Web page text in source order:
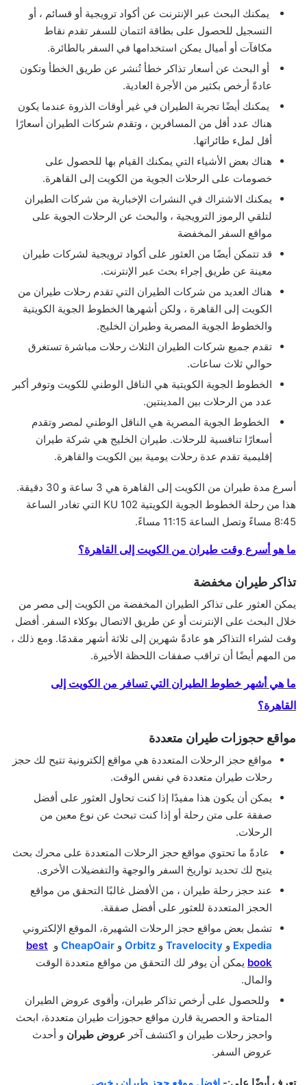
يمكنك البحث عبر الإنترنت عن أكواد ترويجية أو قسائم ، أو
التسجيل للحصول على بطاقة ائتمان للسفر تقدم نقاط
مكافآت أو أميال يمكن استخدامها في السفر بالطائرة.
أو البحث عن أسعار تذاكر خطأ تُنشر عن طريق الخطأ وتكون
عادةً أرخص بكثير من الأجرة العادية.
يمكنك أيضًا تجربة الطيران في غير أوقات الذروة عندما يكون
هناك عدد أقل من المسافرين ، وتقدم شركات الطيران أسعارًا
أقل لملء طائراتها.
هناك بعض الأشياء التي يمكنك القيام بها للحصول على
خصومات على الرحلات الجوية من الكويت إلى القاهرة.
يمكنك الاشتراك في النشرات الإخبارية من شركات الطيران
لتلقي الرموز الترويجية ، والبحث عن الرحلات الجوية على
مواقع السفر المخفضة
قد تتمكن أيضًا من العثور على أكواد ترويجية لشركات طيران
معينة عن طريق إجراء بحث عبر الإنترنت.
هناك العديد من شركات الطيران التي تقدم رحلات طيران من
الكويت إلى القاهرة ، ولكن أشهرها الخطوط الجوية الكويتية
والخطوط الجوية المصرية وطيران الخليج.
تقدم جميع شركات الطيران الثلاث رحلات مباشرة تستغرق
حوالي ثلاث ساعات.
الخطوط الجوية الكويتية هي الناقل الوطني للكويت وتوفر أكبر
عدد من الرحلات بين المدينتين.
الخطوط الجوية المصرية هي الناقل الوطني لمصر وتقدم
أسعارًا تنافسية للرحلات. طيران الخليج هي شركة طيران
إقليمية تقدم عدة رحلات يومية بين الكويت والقاهرة.
أسرع مدة طيران من الكويت إلى القاهرة هي 3 ساعة و 30 دقيقة.
هذا من رحلة الخطوط الجوية الكويتية KU 102 التي تغادر الساعة
8:45 مساءً وتصل الساعة 11:15 مساءً.
ما هو أسرع وقت طيران من الكويت إلى القاهرة؟
تذاكر طيران مخفضة
يمكن العثور على تذاكر الطيران المخفضة من الكويت إلى مصر من
خلال البحث على الإنترنت أو عن طريق الاتصال بوكلاء السفر. أفضل
وقت لشراء التذاكر هو عادةً شهرين إلى ثلاثة أشهر مقدمًا. ومع ذلك ،
من المهم أيضًا أن تراقب صفقات اللحظة الأخيرة.
ما هي أشهر خطوط الطيران التي تسافر من الكويت إلى
القاهرة؟
مواقع حجوزات طيران متعددة
مواقع حجز الرحلات المتعددة هي مواقع إلكترونية تتيح لك حجز
رحلات طيران متعددة في نفس الوقت.
يمكن أن يكون هذا مفيدًا إذا كنت تحاول العثور على أفضل
صفقة على متن رحلة أو إذا كنت تبحث عن نوع معين من
الرحلات.
عادةً ما تحتوي مواقع حجز الرحلات المتعددة على محرك بحث
يتيح لك تحديد تواريخ السفر والوجهة والتفضيلات الأخرى.
عند حجز رحلة طيران ، من الأفضل غالبًا التحقق من مواقع
الحجز المتعددة للعثور على أفضل صفقة.
تشمل بعض مواقع حجز الرحلات الشهيرة، الموقع الإلكتروني
Expedia و Travelocity و Orbitz و CheapOair و best
book يمكن أن يوفر لك التحقق من مواقع متعددة الوقت
والمال.
وللحصول على أرخص تذاكر طيران، وأقوى عروض الطيران
المتاحة و الحصرية قارن مواقع حجوزات طيران متعددة، ابحث
واحجز رحلات طيران و اكتشف آخر عروض طيران و أحدث
عروض السفر.
تعرف أيضًا على:- افضل موقع حجز طيران رخيص